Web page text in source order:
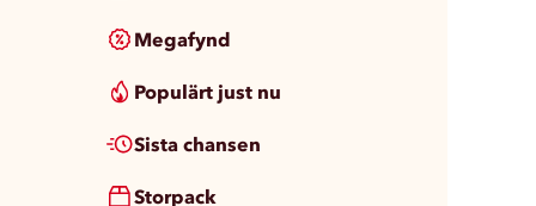
Megafynd
Populärt just nu
Sista chansen
Storpack